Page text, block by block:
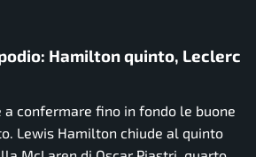
Hamilton quinto, Leclerc
a confermare fino in fondo le buone
Lewis Hamilton chiude al quinto